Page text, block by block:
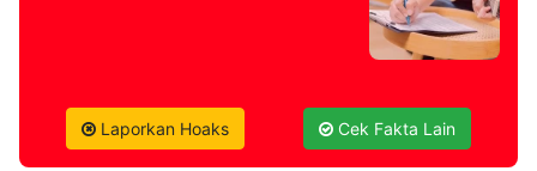
Laporkan Hoaks Cek Fakta Lain